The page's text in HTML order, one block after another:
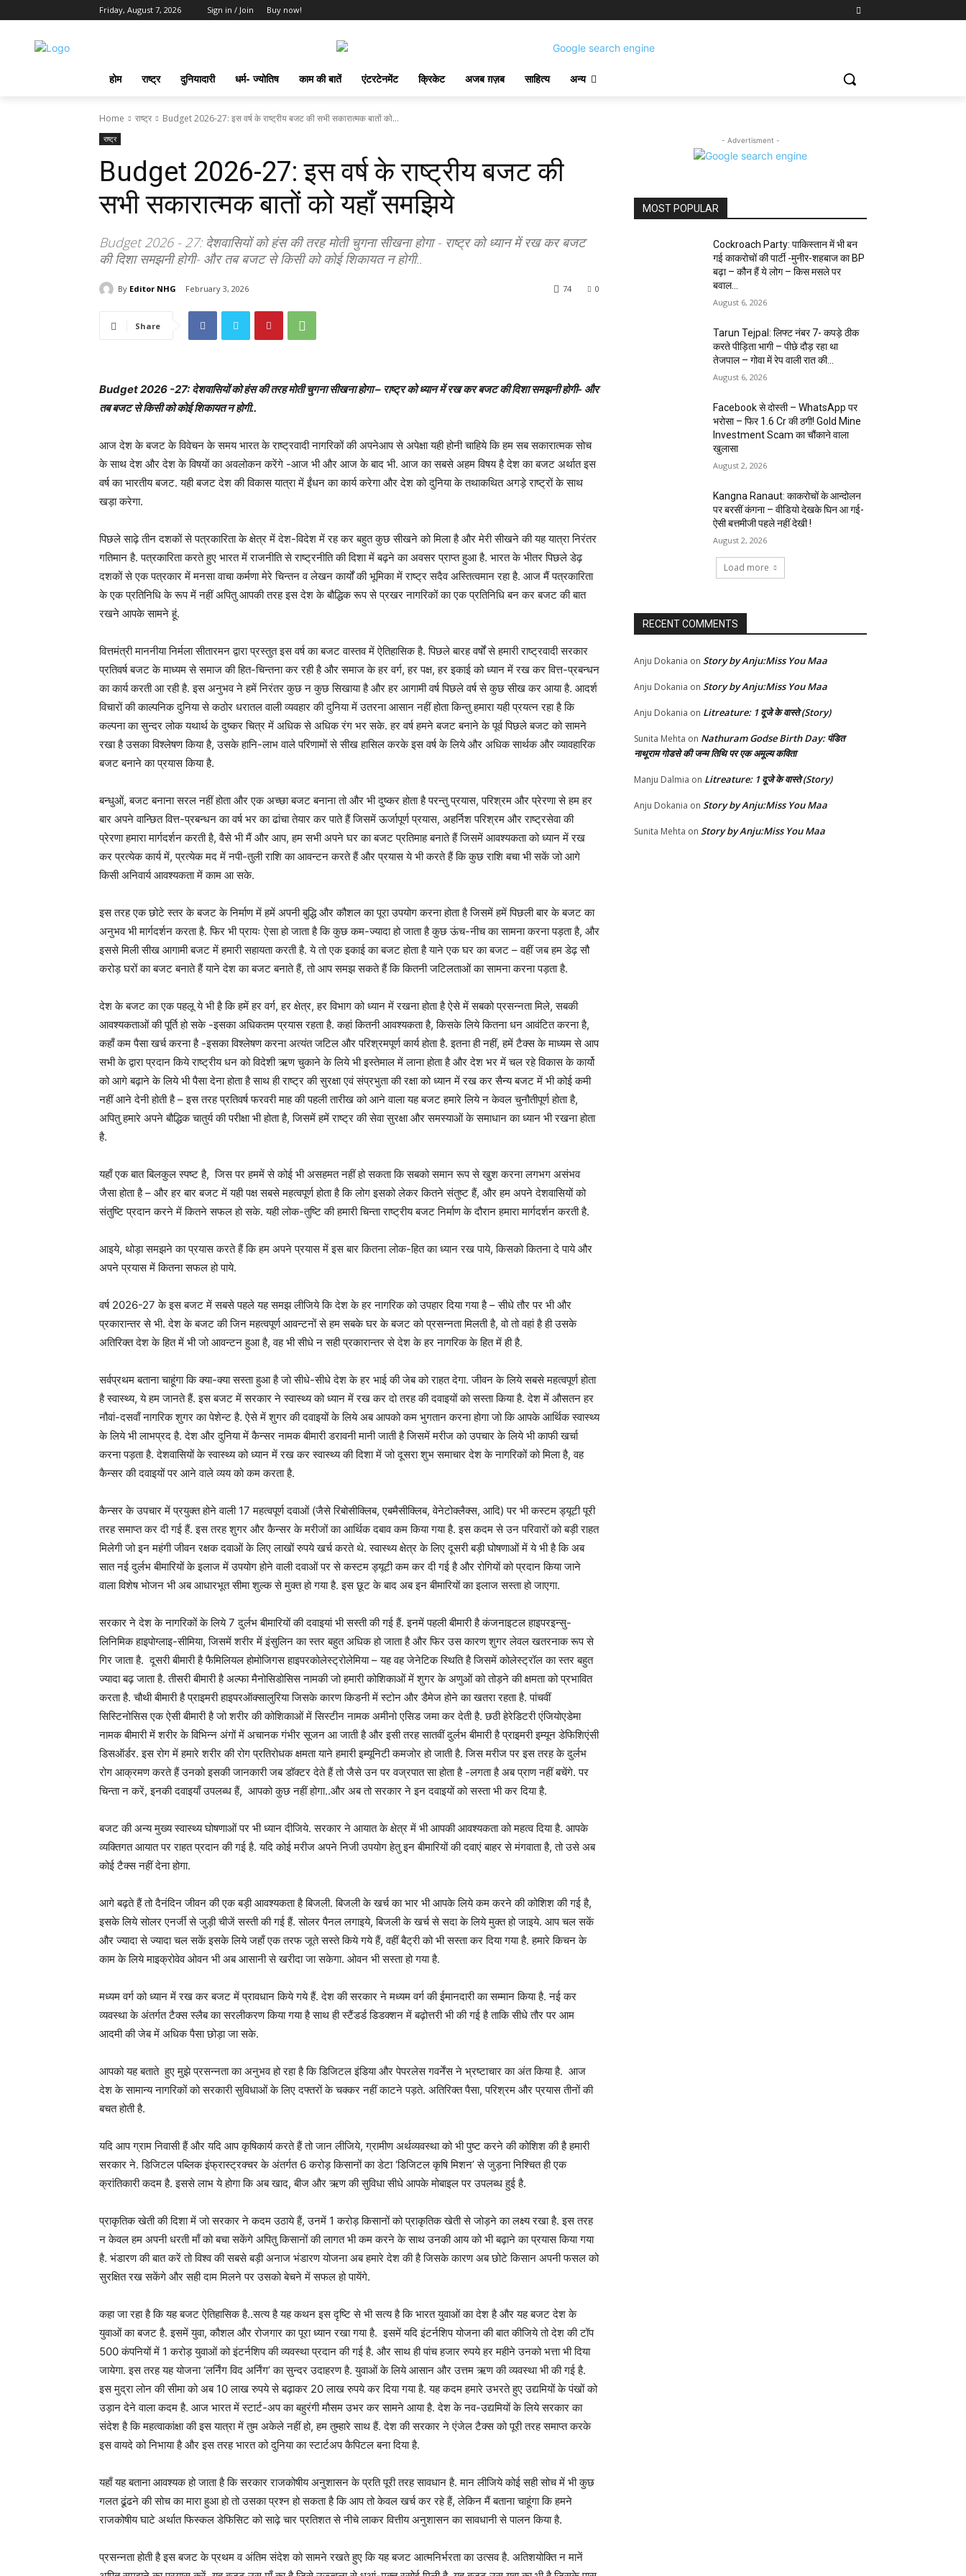
Friday, August 7, 2026 Sign in / Join Buy now!
होम राष्ट्र दुनियादारी धर्म- ज्योतिष काम की बातें एंटरटेनमेंट क्रिकेट अजब ग़ज़ब साहित्य अन्य
Home राष्ट्र Budget 2026-27: इस वर्ष के राष्ट्रीय बजट की सभी सकारात्मक बातों को...
राष्ट्र
Budget 2026-27: इस वर्ष के राष्ट्रीय बजट की
सभी सकारात्मक बातों को यहाँ समझिये
Budget 2026 - 27: देशवासियों को हंस की तरह मोती चुगना सीखना होगा - राष्ट्र को ध्यान में रख कर बजट
की दिशा समझनी होगी- और तब बजट से किसी को कोई शिकायत न होगी..
By Editor NHG February 3, 2026 0
74
Share
Budget 2026 -27: देशवासियों को हंस की तरह मोती चुगना सीखना होगा – राष्ट्र को ध्यान में रख कर बजट की दिशा समझनी होगी- और
तब बजट से किसी को कोई शिकायत न होगी..
आज देश के बजट के विवेचन के समय भारत के राष्ट्रवादी नागरिकों की अपनेआप से अपेक्षा यही होनी चाहिये कि हम सब सकारात्मक सोच
के साथ देश और देश के विषयों का अवलोकन करेंगे -आज भी और आज के बाद भी. आज का सबसे अहम विषय है देश का बजट अर्थात इस
वर्ष का भारतीय बजट. यही बजट देश की विकास यात्रा में ईंधन का कार्य करेगा और देश को दुनिया के तथाकथित अगड़े राष्ट्रों के साथ
खड़ा करेगा.
पिछले साढ़े तीन दशकों से पत्रकारिता के क्षेत्र में देश-विदेश में रह कर बहुत कुछ सीखने को मिला है और मेरी सीखने की यह यात्रा निरंतर
गतिमान है. पत्रकारिता करते हुए भारत में राजनीति से राष्ट्रनीति की दिशा में बढ़ने का अवसर प्राप्त हुआ है. भारत के भीतर पिछले डेढ़
दशकों से एक पत्रकार में मनसा वाचा कर्मणा मेरे चिन्तन व लेखन कार्यों की भूमिका में राष्ट्र सदैव अस्तित्वमान रहा है. आज मैं पत्रकारिता
के एक प्रतिनिधि के रूप में नहीं अपितु आपकी तरह इस देश के बौद्धिक रूप से प्रखर नागरिकों का एक प्रतिनिधि बन कर बजट की बात
रखने आपके सामने हूं.
वित्तमंत्री माननीया निर्मला सीतारमन द्वारा प्रस्तुत इस वर्ष का बजट वास्तव में ऐतिहासिक है. पिछले बारह वर्षों से हमारी राष्ट्रवादी सरकार
प्रतिवर्ष बजट के माध्यम से समाज की हित-चिन्तना कर रही है और समाज के हर वर्ग, हर पक्ष, हर इकाई को ध्यान में रख कर वित्त-प्रबन्धन
का कार्य करती आ रही है. इस अनुभव ने हमें निरंतर कुछ न कुछ सिखाया है और हर आगामी वर्ष पिछले वर्ष से कुछ सीख कर आया है. आदर्श
विचारों की काल्पनिक दुनिया से कठोर धरातल वाली व्यवहार की दुनिया में उतरना आसान नहीं होता किन्तु हमारा यही प्रयत्न रहा है कि
कल्पना का सुन्दर लोक यथार्थ के दुष्कर चित्र में अधिक से अधिक रंग भर सके. हर वर्ष हमने बजट बनाने के पूर्व पिछले बजट को सामने
रखा है उसका विश्लेषण किया है, उसके हानि-लाभ वाले परिणामों से सीख हासिल करके इस वर्ष के लिये और अधिक सार्थक और व्यावहारिक
बजट बनाने का प्रयास किया है.
बन्धुओं, बजट बनाना सरल नहीं होता और एक अच्छा बजट बनाना तो और भी दुष्कर होता है परन्तु प्रयास, परिश्रम और प्रेरणा से हम हर
बार अपने वान्छित वित्त-प्रबन्धन का वर्ष भर का ढांचा तेयार कर पाते हैं जिसमें ऊर्जापूर्ण प्रयास, अहर्निश परिश्रम और राष्ट्रसेवा की
प्रेरणा हमारा मार्गदर्शन करती है, वैसे भी मैं और आप, हम सभी अपने घर का बजट प्रतिमाह बनाते हैं जिसमें आवश्यकता को ध्यान में रख
कर प्रत्येक कार्य में, प्रत्येक मद में नपी-तुली राशि का आवन्टन करते हैं और प्रयास ये भी करते हैं कि कुछ राशि बचा भी सकें जो आगे
किसी अनिवार्य आवश्यकता में काम आ सके.
इस तरह एक छोटे स्तर के बजट के निर्माण में हमें अपनी बुद्धि और कौशल का पूरा उपयोग करना होता है जिसमें हमें पिछली बार के बजट का
अनुभव भी मार्गदर्शन करता है. फिर भी प्रायः ऐसा हो जाता है कि कुछ कम-ज्यादा हो जाता है कुछ ऊंच-नीच का सामना करना पड़ता है, और
इससे मिली सीख आगामी बजट में हमारी सहायता करती है. ये तो एक इकाई का बजट होता है याने एक घर का बजट – वहीं जब हम डेढ़ सौ
करोड़ घरों का बजट बनाते हैं याने देश का बजट बनाते हैं, तो आप समझ सकते हैं कि कितनी जटिलताओं का सामना करना पड़ता है.
देश के बजट का एक पहलू ये भी है कि हमें हर वर्ग, हर क्षेत्र, हर विभाग को ध्यान में रखना होता है ऐसे में सबको प्रसन्नता मिले, सबकी
आवश्यकताओं की पूर्ति हो सके -इसका अधिकतम प्रयास रहता है. कहां कितनी आवश्यकता है, किसके लिये कितना धन आवंटित करना है,
कहाँ कम पैसा खर्च करना है -इसका विश्लेषण करना अत्यंत जटिल और परिश्रमपूर्ण कार्य होता है. इतना ही नहीं, हमें टैक्स के माध्यम से आप
सभी के द्वारा प्रदान किये राष्ट्रीय धन को विदेशी ऋण चुकाने के लिये भी इस्तेमाल में लाना होता है और देश भर में चल रहे विकास के कार्यो
को आगे बढ़ाने के लिये भी पैसा देना होता है साथ ही राष्ट्र की सुरक्षा एवं संप्रभुता की रक्षा को ध्यान में रख कर सैन्य बजट में भी कोई कमी
नहीं आने देनी होती है – इस तरह प्रतिवर्ष फरवरी माह की पहली तारीख को आने वाला यह बजट हमारे लिये न केवल चुनौतीपूर्ण होता है,
अपितु हमारे अपने बौद्धिक चातुर्य की परीक्षा भी होता है, जिसमें हमें राष्ट्र की सेवा सुरक्षा और समस्याओं के समाधान का ध्यान भी रखना होता
है.
यहाँ एक बात बिलकुल स्पष्ट है, जिस पर हममें से कोई भी असहमत नहीं हो सकता कि सबको समान रूप से खुश करना लगभग असंभव
जैसा होता है – और हर बार बजट में यही पक्ष सबसे महत्वपूर्ण होता है कि लोग इसको लेकर कितने संतुष्ट हैं, और हम अपने देशवासियों को
संतुष्टि प्रदान करने में कितने सफल हो सके. यही लोक-तुष्टि की हमारी चिन्ता राष्ट्रीय बजट निर्माण के दौरान हमारा मार्गदर्शन करती है.
आइये, थोड़ा समझने का प्रयास करते हैं कि हम अपने प्रयास में इस बार कितना लोक-हित का ध्यान रख पाये, किसको कितना दे पाये और
अपने प्रयास में कितना सफल हो पाये.
वर्ष 2026-27 के इस बजट में सबसे पहले यह समझ लीजिये कि देश के हर नागरिक को उपहार दिया गया है – सीधे तौर पर भी और
प्रकारान्तर से भी. देश के बजट की जिन महत्वपूर्ण आवन्टनों से हम सबके घर के बजट को प्रसन्नता मिलती है, वो तो वहां है ही उसके
अतिरिक्त देश के हित में भी जो आवन्टन हुआ है, वह भी सीधे न सही प्रकारान्तर से देश के हर नागरिक के हित में ही है.
सर्वप्रथम बताना चाहूंगा कि क्या-क्या सस्ता हुआ है जो सीधे-सीधे देश के हर भाई की जेब को राहत देगा. जीवन के लिये सबसे महत्वपूर्ण होता
है स्वास्थ्य, ये हम जानते हैं. इस बजट में सरकार ने स्वास्थ्य को ध्यान में रख कर दो तरह की दवाइयों को सस्ता किया है. देश में औसतन हर
नौवां-दसवाँ नागरिक शुगर का पेशेन्ट है. ऐसे में शुगर की दवाइयों के लिये अब आपको कम भुगतान करना होगा जो कि आपके आर्थिक स्वास्थ्य
के लिये भी लाभप्रद है. देश और दुनिया में कैन्सर नामक बीमारी डरावनी मानी जाती है जिसमें मरीज को उपचार के लिये भी काफी खर्चा
करना पड़ता है. देशवासियों के स्वास्थ्य को ध्यान में रख कर स्वास्थ्य की दिशा में जो दूसरा शुभ समाचार देश के नागरिकों को मिला है, वह
कैन्सर की दवाइयों पर आने वाले व्यय को कम करता है.
कैन्सर के उपचार में प्रयुक्त होने वाली 17 महत्वपूर्ण दवाओं (जैसे रिबोसीक्लिब, एबमैसीक्लिब, वेनेटोक्लैक्स, आदि) पर भी कस्टम ड्यूटी पूरी
तरह समाप्त कर दी गई हैं. इस तरह शुगर और कैन्सर के मरीजों का आर्थिक दबाव कम किया गया है. इस कदम से उन परिवारों को बड़ी राहत
मिलेगी जो इन महंगी जीवन रक्षक दवाओं के लिए लाखों रुपये खर्च करते थे. स्वास्थ्य क्षेत्र के लिए दूसरी बड़ी घोषणाओं में ये भी है कि अब
सात नई दुर्लभ बीमारियों के इलाज में उपयोग होने वाली दवाओं पर से कस्टम ड्यूटी कम कर दी गई है और रोगियों को प्रदान किया जाने
वाला विशेष भोजन भी अब आधारभूत सीमा शुल्क से मुक्त हो गया है. इस छूट के बाद अब इन बीमारियों का इलाज सस्ता हो जाएगा.
सरकार ने देश के नागरिकों के लिये 7 दुर्लभ बीमारियों की दवाइयां भी सस्ती की गई हैं. इनमें पहली बीमारी है कंजनाइटल हाइपरइन्सु-
लिनिमिक हाइपोग्लाइ-सीमिया, जिसमें शरीर में इंसुलिन का स्तर बहुत अधिक हो जाता है और फिर उस कारण शुगर लेवल खतरनाक रूप से
गिर जाता है. दूसरी बीमारी है फैमिलियल होमोजिगस हाइपरकोलेस्ट्रोलेमिया – यह वह जेनेटिक स्थिति है जिसमें कोलेस्ट्रॉल का स्तर बहुत
ज्यादा बढ़ जाता है. तीसरी बीमारी है अल्फा मैनोसिडोसिस नामकी जो हमारी कोशिकाओं में शुगर के अणुओं को तोड़ने की क्षमता को प्रभावित
करता है. चौथी बीमारी है प्राइमरी हाइपरऑक्सालुरिया जिसके कारण किडनी में स्टोन और डैमेज होने का खतरा रहता है. पांचवीं
सिस्टिनोसिस एक ऐसी बीमारी है जो शरीर की कोशिकाओं में सिस्टीन नामक अमीनो एसिड जमा कर देती है. छठी हेरेडिटरी एंजियोएडेमा
नामक बीमारी में शरीर के विभिन्न अंगों में अचानक गंभीर सूजन आ जाती है और इसी तरह सातवीं दुर्लभ बीमारी है प्राइमरी इम्यून डेफिशिएंसी
डिसऑर्डर. इस रोग में हमारे शरीर की रोग प्रतिरोधक क्षमता याने हमारी इम्यूनिटी कमजोर हो जाती है. जिस मरीज पर इस तरह के दुर्लभ
रोग आक्रमण करते हैं उनको इसकी जानकारी जब डॉक्टर देते हैं तो जैसे उन पर वज्रपात सा होता है -लगता है अब प्राण नहीं बचेंगे. पर
चिन्ता न करें, इनकी दवाइयाँ उपलब्ध हैं, आपको कुछ नहीं होगा..और अब तो सरकार ने इन दवाइयों को सस्ता भी कर दिया है.
बजट की अन्य मुख्य स्वास्थ्य घोषणाओं पर भी ध्यान दीजिये. सरकार ने आयात के क्षेत्र में भी आपकी आवश्यकता को महत्व दिया है. आपके
व्यक्तिगत आयात पर राहत प्रदान की गई है. यदि कोई मरीज अपने निजी उपयोग हेतु इन बीमारियों की दवाएं बाहर से मंगवाता है, तो उसे अब
कोई टैक्स नहीं देना होगा.
आगे बढ़ते हैं तो दैनंदिन जीवन की एक बड़ी आवश्यकता है बिजली. बिजली के खर्च का भार भी आपके लिये कम करने की कोशिश की गई है,
इसके लिये सोलर एनर्जी से जुड़ी चीजें सस्ती की गई हैं. सोलर पैनल लगाइये, बिजली के खर्च से सदा के लिये मुक्त हो जाइये. आप चल सकें
और ज्यादा से ज्यादा चल सकें इसके लिये जहाँ एक तरफ जूते सस्ते किये गये हैं, वहीं बैट्री को भी सस्ता कर दिया गया है. हमारे किचन के
काम के लिये माइक्रोवेव ओवन भी अब आसानी से खरीदा जा सकेगा. ओवन भी सस्ता हो गया है.
मध्यम वर्ग को ध्यान में रख कर बजट में प्रावधान किये गये हैं. देश की सरकार ने मध्यम वर्ग की ईमानदारी का सम्मान किया है. नई कर
व्यवस्था के अंतर्गत टैक्स स्लैब का सरलीकरण किया गया है साथ ही स्टैंडर्ड डिडक्शन में बढ़ोत्तरी भी की गई है ताकि सीधे तौर पर आम
आदमी की जेब में अधिक पैसा छोड़ा जा सके.
आपको यह बताते हुए मुझे प्रसन्नता का अनुभव हो रहा है कि डिजिटल इंडिया और पेपरलेस गवर्नेंस ने भ्रष्टाचार का अंत किया है. आज
देश के सामान्य नागरिकों को सरकारी सुविधाओं के लिए दफ्तरों के चक्कर नहीं काटने पड़ते. अतिरिक्त पैसा, परिश्रम और प्रयास तीनों की
बचत होती है.
यदि आप ग्राम निवासी हैं और यदि आप कृषिकार्य करते हैं तो जान लीजिये, ग्रामीण अर्थव्यवस्था को भी पुष्ट करने की कोशिश की है हमारी
सरकार ने. डिजिटल पब्लिक इंफ्रास्ट्रक्चर के अंतर्गत 6 करोड़ किसानों का डेटा ‘डिजिटल कृषि मिशन’ से जुड़ना निश्चित ही एक
क्रांतिकारी कदम है. इससे लाभ ये होगा कि अब खाद, बीज और ऋण की सुविधा सीधे आपके मोबाइल पर उपलब्ध हुई है.
प्राकृतिक खेती की दिशा में जो सरकार ने कदम उठाये हैं, उनमें 1 करोड़ किसानों को प्राकृतिक खेती से जोड़ने का लक्ष्य रखा है. इस तरह
न केवल हम अपनी धरती माँ को बचा सकेंगे अपितु किसानों की लागत भी कम करने के साथ उनकी आय को भी बढ़ाने का प्रयास किया गया
है. भंडारण की बात करें तो विश्व की सबसे बड़ी अनाज भंडारण योजना अब हमारे देश की है जिसके कारण अब छोटे किसान अपनी फसल को
सुरक्षित रख सकेंगे और सही दाम मिलने पर उसको बेचने में सफल हो पायेंगे.
कहा जा रहा है कि यह बजट ऐतिहासिक है..सत्य है यह कथन इस दृष्टि से भी सत्य है कि भारत युवाओं का देश है और यह बजट देश के
युवाओं का बजट है. इसमें युवा, कौशल और रोजगार का पूरा ध्यान रखा गया है. इसमें यदि इंटर्नशिप योजना की बात कीजिये तो देश की टॉप
500 कंपनियों में 1 करोड़ युवाओं को इंटर्नशिप की व्यवस्था प्रदान की गई है. और साथ ही पांच हजार रुपये हर महीने उनको भत्ता भी दिया
जायेगा. इस तरह यह योजना ‘लर्निंग विद अर्निंग’ का सुन्दर उदाहरण है. युवाओं के लिये आसान और उत्तम ऋण की व्यवस्था भी की गई है.
इस मुद्रा लोन की सीमा को अब 10 लाख रुपये से बढ़ाकर 20 लाख रुपये कर दिया गया है. यह कदम हमारे उभरते हुए उद्यमियों के पंखों को
उड़ान देने वाला कदम है. आज भारत में स्टार्ट-अप का बहुरंगी मौसम उभर कर सामने आया है. देश के नव-उद्यमियों के लिये सरकार का
संदेश है कि महत्वाकांक्षा की इस यात्रा में तुम अकेले नहीं हो, हम तुम्हारे साथ हैं. देश की सरकार ने एंजेल टैक्स को पूरी तरह समाप्त करके
इस वायदे को निभाया है और इस तरह भारत को दुनिया का स्टार्टअप कैपिटल बना दिया है.
यहाँ यह बताना आवश्यक हो जाता है कि सरकार राजकोषीय अनुशासन के प्रति पूरी तरह सावधान है. मान लीजिये कोई सही सोच में भी कुछ
गलत ढूंढने की सोच का मारा हुआ हो तो उसका प्रश्न हो सकता है कि आप तो केवल खर्च कर रहे हैं, लेकिन मैं बताना चाहूंगा कि हमने
राजकोषीय घाटे अर्थात फिस्कल डेफिसिट को साढ़े चार प्रतिशत से नीचे लाकर वित्तीय अनुशासन का सावधानी से पालन किया है.
प्रसन्नता होती है इस बजट के प्रथम व अंतिम संदेश को सामने रखते हुए कि यह बजट आत्मनिर्भरता का उत्सव है. अतिशयोक्ति न मानें
- Advertisment -
MOST POPULAR
Cockroach Party: पाकिस्तान में भी बन
गई काकरोचों की पार्टी -मुनीर-शहबाज का BP
बढ़ा – कौन हैं ये लोग – किस मसले पर
बवाल...
August 6, 2026
Tarun Tejpal: लिफ्ट नंबर 7- कपड़े ठीक
करते पीड़िता भागी – पीछे दौड़ रहा था
तेजपाल – गोवा में रेप वाली रात की...
August 6, 2026
Facebook से दोस्ती – WhatsApp पर
भरोसा – फिर 1.6 Cr की ठगी! Gold Mine
Investment Scam का चौंकाने वाला
खुलासा
August 2, 2026
Kangna Ranaut: काकरोचों के आन्दोलन
पर बरसीं कंगना – वीडियो देखके घिन आ गई-
ऐसी बत्तमीजी पहले नहीं देखी !
August 2, 2026
Load more
RECENT COMMENTS
Anju Dokania on Story by Anju:Miss You Maa
Anju Dokania on Story by Anju:Miss You Maa
Anju Dokania on Litreature: 1 दूजे के वास्ते (Story)
Sunita Mehta on Nathuram Godse Birth Day: पंडित
नाथूराम गोडसे की जन्म तिथि पर एक अमूल्य कविता
Manju Dalmia on Litreature: 1 दूजे के वास्ते (Story)
Anju Dokania on Story by Anju:Miss You Maa
Sunita Mehta on Story by Anju:Miss You Maa